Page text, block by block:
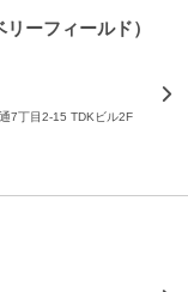
ーフィールド）
7丁目2-15 TDKビル2F